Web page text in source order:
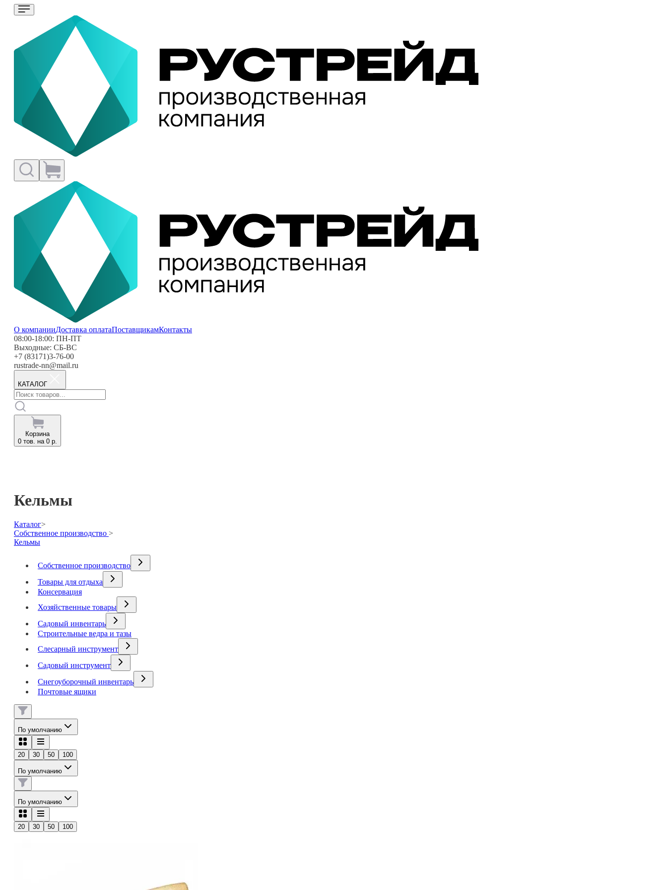
О компанииДоставка оплатаПоставщикамКонтакты
08:00-18:00: ПН-ПТ
Выходные: СБ-ВС
+7 (83171)3-76-00
rustrade-nn@mail.ru
КАТАЛОГ
Корзина
0 тов. на 0 р.
Кельмы
Каталог>
Собственное производство >
Кельмы
Собственное производство
Товары для отдыха
Консервация
Хозяйственные товары
Садовый инвентарь
Строительные ведра и тазы
Слесарный инструмент
Садовый инструмент
Снегоуборочный инвентарь
Почтовые ящики
По умолчанию
20 30 50 100
По умолчанию
По умолчанию
20 30 50 100